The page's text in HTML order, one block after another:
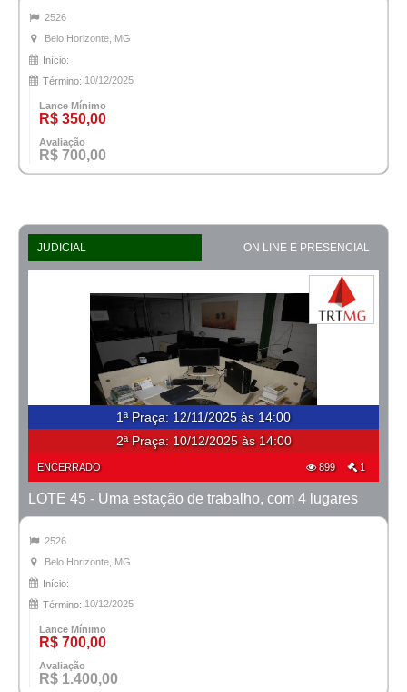
2526
Belo Horizonte, MG
Início:
Término: 10/12/2025
Lance Mínimo
R$ 350,00
Avaliação
R$ 700,00
JUDICIAL ON LINE E PRESENCIAL
1ª Praça: 12/11/2025 às 14:00
2ª Praça: 10/12/2025 às 14:00
ENCERRADO 899 1
LOTE 45 - Uma estação de trabalho, com 4 lugares
2526
Belo Horizonte, MG
Início:
Término: 10/12/2025
Lance Mínimo
R$ 700,00
Avaliação
R$ 1.400,00